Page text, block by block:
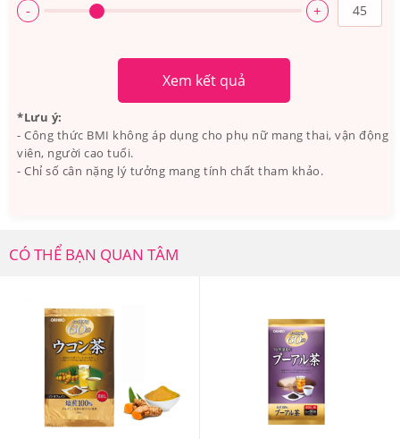
Không? Ai Đã Sử Dụng?
Ai đã sử dụng Trà Diếp Cá Orihiro Dokudami Tea
-Sản phẩm dùng tốt cho tất cả mọi người, cả nam và nữ,
ở mọi độ tuổi
-Những người có bệnh về gan, cần tăng cường chức
năng gan bằng thực phẩm chức năng an toàn.
- +
Xem kết quả
*Lưu ý:
- Công thức BMI không áp dụng cho phụ nữ mang thai, vận động
viên, người cao tuổi.
- Chỉ số cân nặng lý tưởng mang tính chất tham khảo.
CÓ THỂ BẠN QUAN TÂM